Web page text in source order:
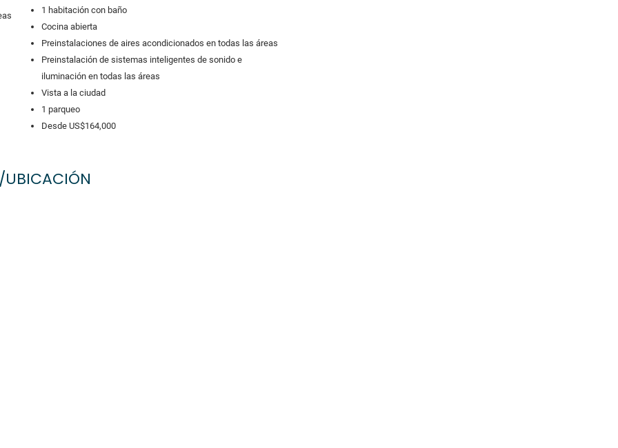
1 habitación con baño
Cocina abierta
Preinstalaciones de aires acondicionados en todas las áreas
Preinstalación de sistemas inteligentes de sonido e
iluminación en todas las áreas
Vista a la ciudad
1 parqueo
Desde US$164,000